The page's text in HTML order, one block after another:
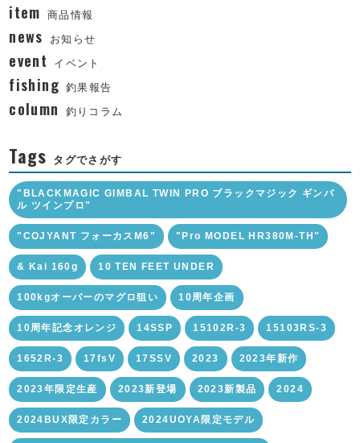
item 商品情報
news お知らせ
event イベント
fishing 釣果報告
column 釣りコラム
Tags タグでさがす
"BLACKMAGIC GIMBAL TWIN PRO ブラックマジック ギンバ
ル ツインプロ"
"COJYANT フォーカスM6" "Pro MODEL HR380M-TH"
& Kai 160g 10 TEN FEET UNDER
100kgオーバーのマグロ狙い 10周年企画
10周年記念オレンジ 14SSP 15102R-3 15103RS-3
1652R-3 17fsV 17SSV 2023 2023年新作
2023年限定生産 2023新登場 2023新製品 2024
2024BUX限定カラー 2024UOYA限定モデル